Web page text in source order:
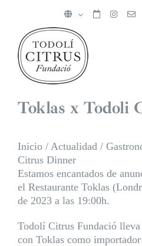
contenido
Toklas x Todoli
Inicio / Actualidad /
Citrus Dinner
Estamos encantados de
el Restaurante Toklas
de 2023 a las 19:00h.
Todolí Citrus Fundació
con Toklas como